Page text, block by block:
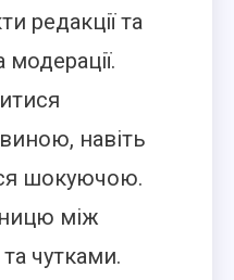
редакції та
модерації.
навіть
шокуючою.
між
чутками.